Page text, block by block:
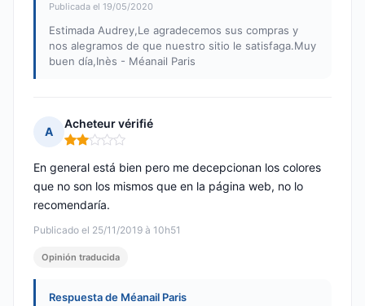
Publicada el 19/05/2020
Estimada Audrey,Le agradecemos sus compras y
nos alegramos de que nuestro sitio le satisfaga.Muy
buen día,Inès - Méanail Paris
A
Acheteur vérifié
Nota: 2 de 5
Publicado el 25/11/2019 à 10h51
En general está bien pero me decepcionan los colores
que no son los mismos que en la página web, no lo
recomendaría.
Opinión traducida
Respuesta de Méanail Paris